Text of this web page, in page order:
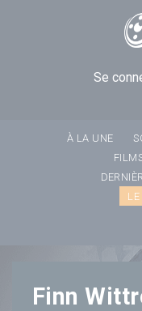
Se
À LA UNE
Finn
Panneau de gestion